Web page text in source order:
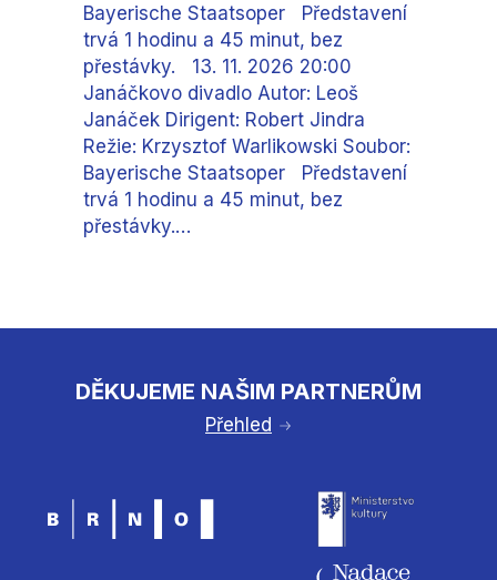
Bayerische Staatsoper Představení
trvá 1 hodinu a 45 minut, bez
přestávky. 13. 11. 2026 20:00
Janáčkovo divadlo Autor: Leoš
Janáček Dirigent: Robert Jindra
Režie: Krzysztof Warlikowski Soubor:
Bayerische Staatsoper Představení
trvá 1 hodinu a 45 minut, bez
přestávky.…
DĚKUJEME NAŠIM PARTNERŮM
Přehled